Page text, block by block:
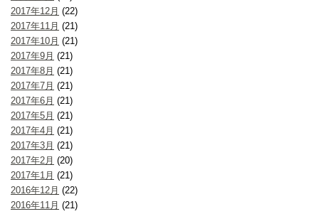
2017年12月 (22)
2017年11月 (21)
2017年10月 (21)
2017年9月 (21)
2017年8月 (21)
2017年7月 (21)
2017年6月 (21)
2017年5月 (21)
2017年4月 (21)
2017年3月 (21)
2017年2月 (20)
2017年1月 (21)
2016年12月 (22)
2016年11月 (21)